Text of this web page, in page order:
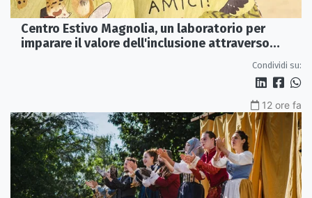
Centro Estivo Magnolia, un laboratorio per
imparare il valore dell'inclusione attraverso
Condividi su:
12 ore fa